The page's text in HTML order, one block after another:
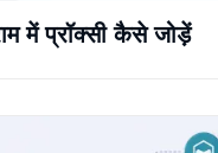
में प्रॉक्सी कैसे जोड़ें